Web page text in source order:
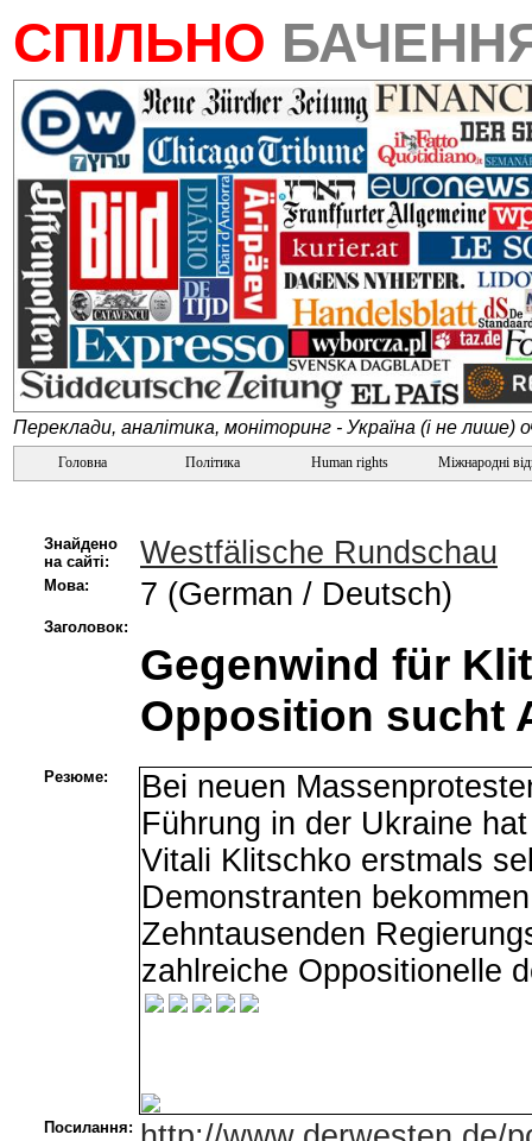
СПІЛЬНО
Переклади, аналітика, моніторинг - Україна (і не лише)
Головна Політика Human rights Міжнародні
Знайдено
на сайті:
Westfälische Rundschau
Мова: 7 (German / Deutsch)
Заголовок:
Gegenwind für
Opposition sucht
Резюме:
Bei neuen
Führung in der Ukraine
Vitali Klitschko erstmals
Demonstranten
Zehntausenden
zahlreiche Oppositionelle
Посилання: